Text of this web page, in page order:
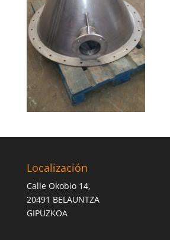
Localización
Calle Okobio 14,
20491 BELAUNTZA
GIPUZKOA